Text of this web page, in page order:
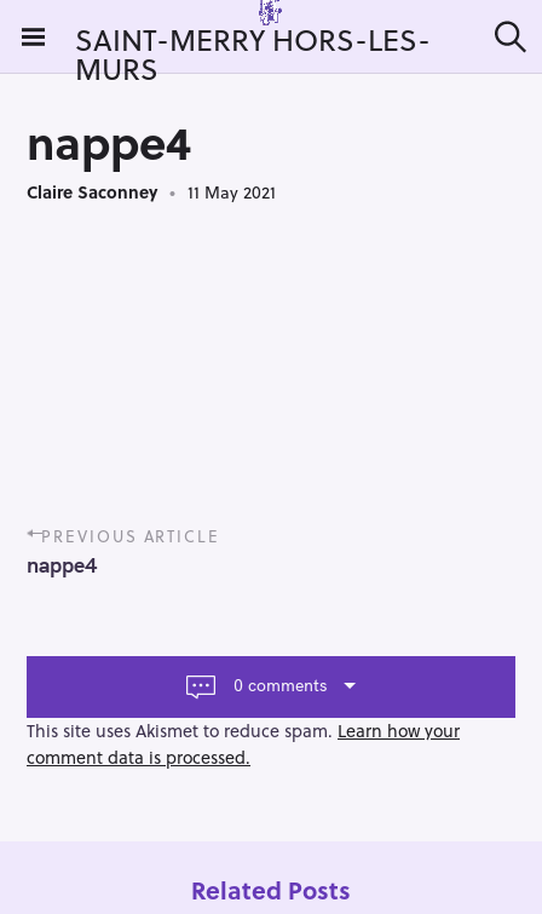
i
SAINT-MERRY HORS-LES-
MURS e
nappe4
Claire Saconney 11 May 2021
P
s
a
g
a
t
PREVIOUS ARTICLE
nappe4
0 comments
This site uses Akismet to reduce spam. Learn how your
comment data is processed.
Related Posts